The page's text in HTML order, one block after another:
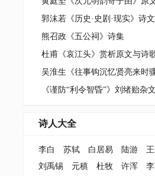
郭沫若《历史·史剧·现实》诗
熊召政《五公祠》诗集
杜甫《哀江头》赏析原文与诗
《谨防“利令智昏”》刘绪贻杂文
诗人大全
李白 苏轼 白居易 陆游
刘禹锡
元稹 杜牧 许浑